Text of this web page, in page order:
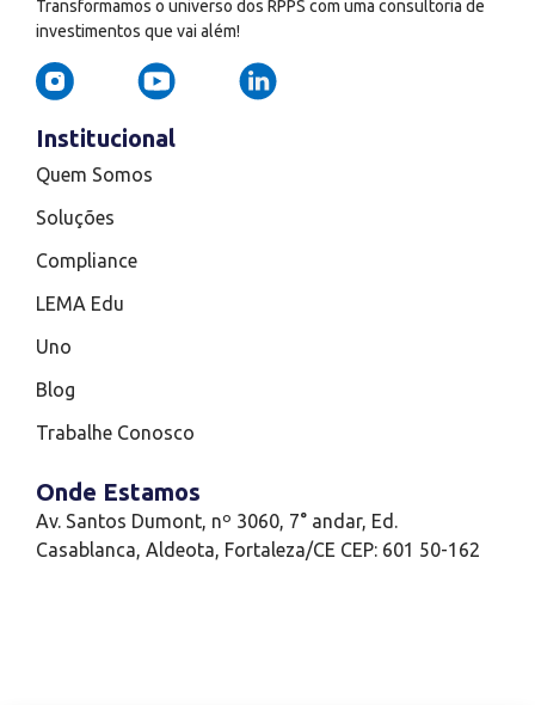
Transformamos o universo dos RPPS com uma consultoria de
investimentos que vai além!
Institucional
Quem Somos
Soluções
Compliance
LEMA Edu
Uno
Blog
Trabalhe Conosco
Onde Estamos
Av. Santos Dumont, nº 3060, 7° andar, Ed.
Casablanca, Aldeota, Fortaleza/CE CEP: 601 50-162